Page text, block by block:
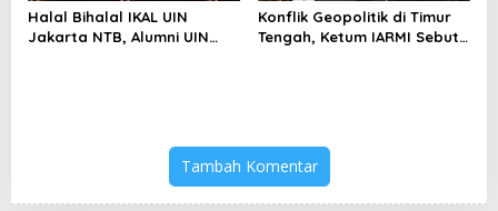
Halal Bihalal IKAL UIN
Jakarta NTB, Alumni UIN
Konflik Geopolitik di Timur
Tengah, Ketum IARMI Sebut
Tambah Komentar